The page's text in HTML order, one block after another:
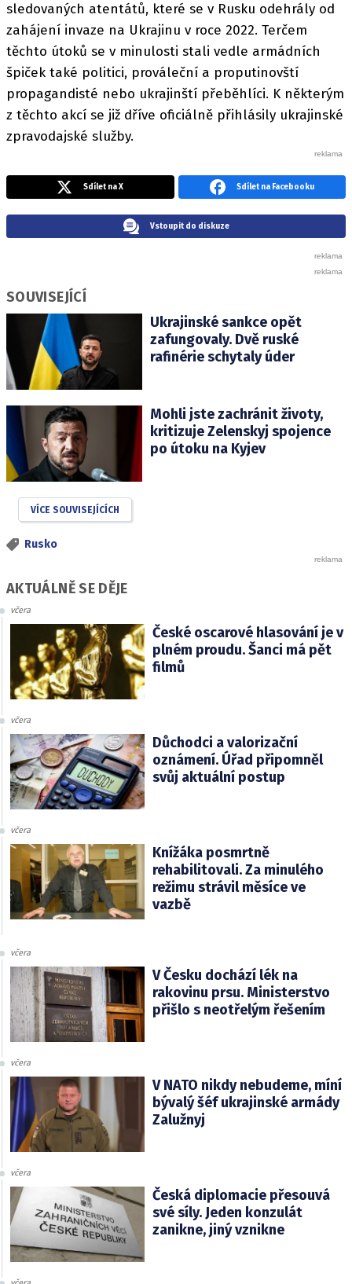
sledovaných atentátů, které se v Rusku odehrály od
zahájení invaze na Ukrajinu v roce 2022. Terčem
těchto útoků se v minulosti stali vedle armádních
špiček také politici, prováleční a proputinovští
propagandisté nebo ukrajinští přeběhlíci. K některým
z těchto akcí se již dříve oficiálně přihlásily ukrajinské
zpravodajské služby.
Sdílet na X Sdílet na Facebooku
Vstoupit do diskuze
SOUVISEJÍCÍ
Ukrajinské sankce opět
zafungovaly. Dvě ruské
rafinérie schytaly úder
Mohli jste zachránit životy,
kritizuje Zelenskyj spojence
po útoku na Kyjev
VÍCE SOUVISEJÍCÍCH
Rusko
AKTUÁLNĚ SE DĚJE
včera
České oscarové hlasování je v
plném proudu. Šanci má pět
filmů
včera
Důchodci a valorizační
oznámení. Úřad připomněl
svůj aktuální postup
včera
Knížáka posmrtně
rehabilitovali. Za minulého
režimu strávil měsíce ve
vazbě
včera
V Česku dochází lék na
rakovinu prsu. Ministerstvo
přišlo s neotřelým řešením
včera
V NATO nikdy nebudeme, míní
bývalý šéf ukrajinské armády
Zalužnyj
včera
Česká diplomacie přesouvá
své síly. Jeden konzulát
zanikne, jiný vznikne